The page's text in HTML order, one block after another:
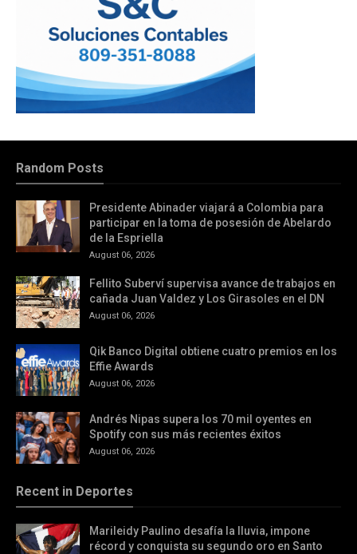
Random Posts
Presidente Abinader viajará a Colombia para
participar en la toma de posesión de Abelardo
de la Espriella
August 06, 2026
Fellito Suberví supervisa avance de trabajos en
cañada Juan Valdez y Los Girasoles en el DN
August 06, 2026
Qik Banco Digital obtiene cuatro premios en los
Effie Awards
August 06, 2026
Andrés Nipas supera los 70 mil oyentes en
Spotify con sus más recientes éxitos
August 06, 2026
Recent in Deportes
Marileidy Paulino desafía la lluvia, impone
récord y conquista su segundo oro en Santo